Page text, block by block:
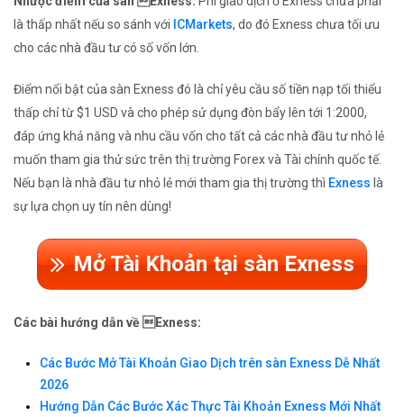
là thấp nhất nếu so sánh với ICMarkets, do đó Exness chưa tối ưu
cho các nhà đầu tư có số vốn lớn.
Điểm nổi bật của sàn Exness đó là chỉ yêu cầu số tiền nạp tối thiểu
thấp chỉ từ $1 USD và cho phép sử dụng đòn bẩy lên tới 1:2000,
đáp ứng khả năng và nhu cầu vốn cho tất cả các nhà đầu tư nhỏ lẻ
muốn tham gia thử sức trên thị trường Forex và Tài chính quốc tế.
Nếu bạn là nhà đầu tư nhỏ lẻ mới tham gia thị trường thì Exness là
sự lựa chọn uy tín nên dùng!
Mở Tài Khoản tại sàn Exness
Các bài hướng dẫn về Exness:
Các Bước Mở Tài Khoản Giao Dịch trên sàn Exness Dễ Nhất
2026
Hướng Dẫn Các Bước Xác Thực Tài Khoản Exness Mới Nhất